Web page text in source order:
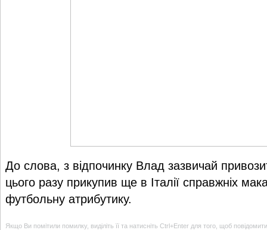
До слова, з відпочинку Влад зазвичай
цього разу прикупив ще в Італії справжніх
футбольну атрибутику.
Якщо Ви помітили помилку, виділіть її та натисніть Ctrl+Enter для того, щоб